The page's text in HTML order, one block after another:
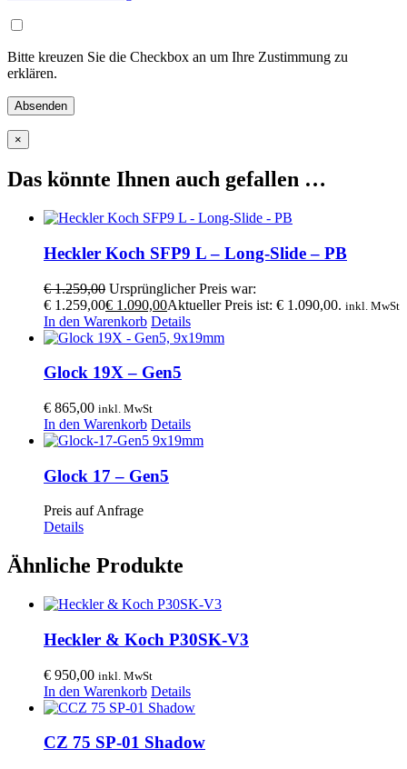
Bitte kreuzen Sie die Checkbox an um Ihre Zustimmung zu
erklären.
×
Das könnte Ihnen auch gefallen …
Heckler Koch SFP9 L – Long-Slide – PB
€1.259,00 Ursprünglicher Preis war:
€ 1.259,00€ 1.090,00Aktueller Preis ist: € 1.090,00. inkl. MwSt
In den Warenkorb Details
Glock 19X – Gen5
€ 865,00 inkl. MwSt
In den Warenkorb Details
Glock 17 – Gen5
Preis auf Anfrage
Details
Ähnliche Produkte
Heckler & Koch P30SK-V3
€ 950,00 inkl. MwSt
In den Warenkorb Details
CZ 75 SP-01 Shadow